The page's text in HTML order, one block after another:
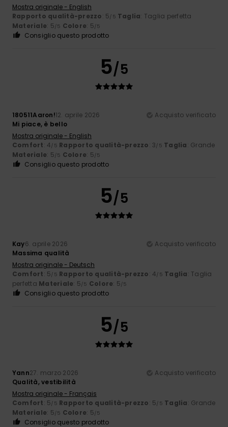
Mostra originale - English
Rapporto qualità-prezzo: 5/5 Taglia: Taglia perfetta
Materiale: 5/5 Colore: 5/5
Consiglio questo prodotto
5/5
180511Aaron!12. aprile 2026
Acquisto verificato
Mi piace, è bello
Mostra originale - English
Comfort: 4/5 Rapporto qualità-prezzo: 3/5 Taglia: Grande
Materiale: 5/5 Colore: 5/5
Consiglio questo prodotto
5/5
Kay6. aprile 2026
Acquisto verificato
Massima qualità
Mostra originale - Deutsch
Comfort: 5/5 Rapporto qualità-prezzo: 4/5 Taglia: Taglia
perfetta Materiale: 5/5 Colore: 5/5
Consiglio questo prodotto
5/5
Yann27. marzo 2026
Acquisto verificato
Qualità, vestibilità
Mostra originale - Français
Comfort: 5/5 Rapporto qualità-prezzo: 5/5 Taglia: Grande
Materiale: 5/5 Colore: 5/5
Consiglio questo prodotto